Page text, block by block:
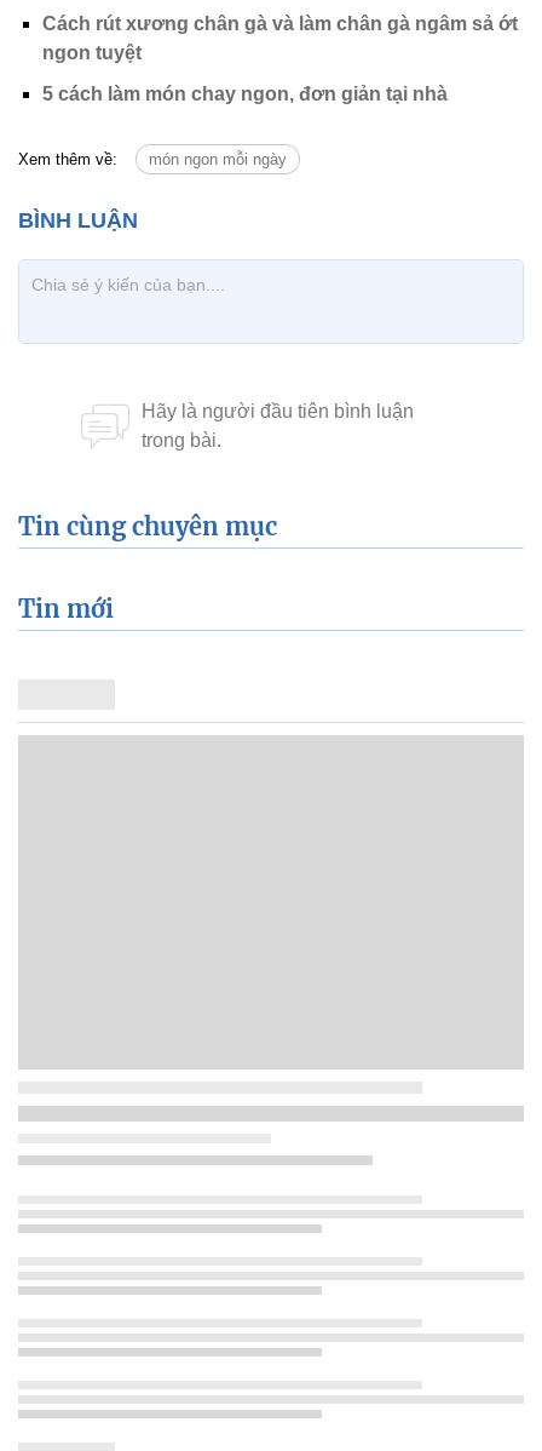
Cách rút xương chân gà và làm chân gà ngâm sả ớt
ngon tuyệt
5 cách làm món chay ngon, đơn giản tại nhà
Xem thêm về: món ngon mỗi ngày
Tin cùng chuyên mục
Tin mới